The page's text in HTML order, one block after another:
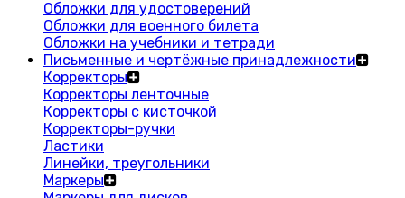
Обложки для удостоверений
Обложки для военного билета
Обложки на учебники и тетради
Письменные и чертёжные принадлежности
Корректоры
Корректоры ленточные
Корректоры с кисточкой
Корректоры-ручки
Ластики
Линейки, треугольники
Маркеры